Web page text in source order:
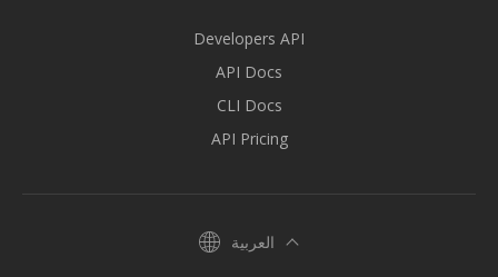
Developers API
API Docs
CLI Docs
API Pricing
العربية